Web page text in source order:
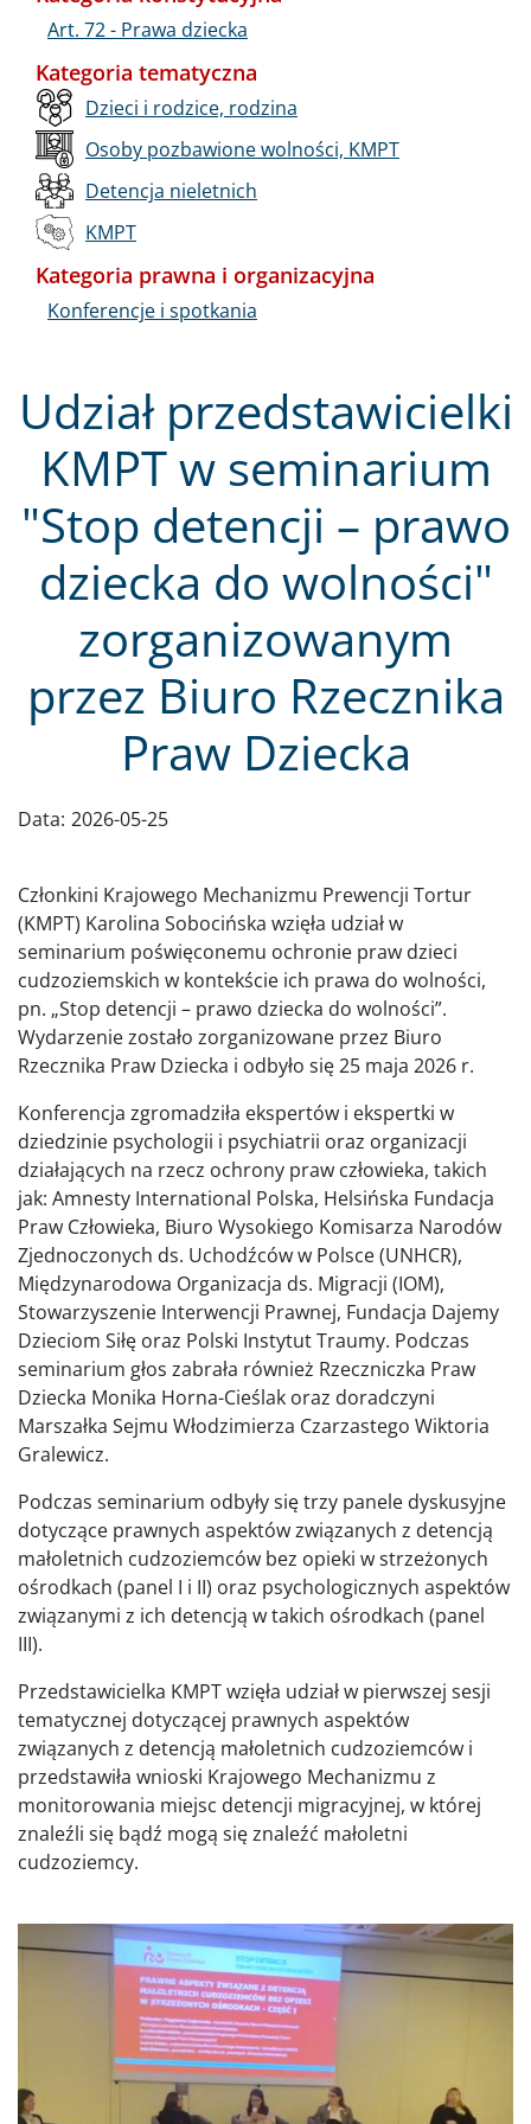
Udział przedstawicielki
KMPT w seminarium
"Stop detencji – prawo
dziecka do wolności"
zorganizowanym
przez Biuro Rzecznika
Praw Dziecka
Data: 2026-05-25
Członkini Krajowego Mechanizmu Prewencji Tortur
(KMPT) Karolina Sobocińska wzięła udział w
seminarium poświęconemu ochronie praw dzieci
cudzoziemskich w kontekście ich prawa do wolności,
pn. „Stop detencji – prawo dziecka do wolności”.
Wydarzenie zostało zorganizowane przez Biuro
Rzecznika Praw Dziecka i odbyło się 25 maja 2026 r.
Konferencja zgromadziła ekspertów i ekspertki w
dziedzinie psychologii i psychiatrii oraz organizacji
działających na rzecz ochrony praw człowieka, takich
jak: Amnesty International Polska, Helsińska Fundacja
Praw Człowieka, Biuro Wysokiego Komisarza Narodów
Zjednoczonych ds. Uchodźców w Polsce (UNHCR),
Międzynarodowa Organizacja ds. Migracji (IOM),
Stowarzyszenie Interwencji Prawnej, Fundacja Dajemy
Dzieciom Siłę oraz Polski Instytut Traumy. Podczas
seminarium głos zabrała również Rzeczniczka Praw
Dziecka Monika Horna-Cieślak oraz doradczyni
Marszałka Sejmu Włodzimierza Czarzastego Wiktoria
Gralewicz.
Podczas seminarium odbyły się trzy panele dyskusyjne
dotyczące prawnych aspektów związanych z detencją
małoletnich cudzoziemców bez opieki w strzeżonych
ośrodkach (panel I i II) oraz psychologicznych aspektów
związanymi z ich detencją w takich ośrodkach (panel
III).
Przedstawicielka KMPT wzięła udział w pierwszej sesji
tematycznej dotyczącej prawnych aspektów
związanych z detencją małoletnich cudzoziemców i
przedstawiła wnioski Krajowego Mechanizmu z
monitorowania miejsc detencji migracyjnej, w której
znaleźli się bądź mogą się znaleźć małoletni
cudzoziemcy.
Art. 72 - Prawa dziecka
Kategoria tematyczna
Dzieci i rodzice, rodzina
Osoby pozbawione wolności, KMPT
Detencja nieletnich
KMPT
Kategoria prawna i organizacyjna
Konferencje i spotkania